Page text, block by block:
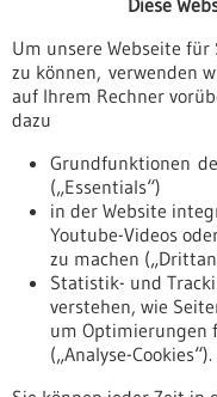
Bio.
Biotechnologie
Frankfurt am Main ,
https://
Veranstaltung -
Treffpunkt
Frankfurt am Main,
https://
bw.de/veranstaltung/
Diese
Um unsere Webseite
zu können, verwenden
auf Ihrem Rechner
dazu
Grundfunktionen
(„Essentials“)
in der Website
Youtube-Videos
zu machen
Statistik- und
verstehen, wie
um Optimierungen
(„Analyse-Cookies“).